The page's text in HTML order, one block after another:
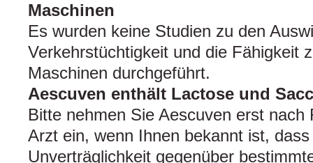
Maschinen
Es wurden keine Studien zu den
Verkehrstüchtigkeit und die Fähigkeit
Maschinen durchgeführt.
Aescuven enthält Lactose und
Bitte nehmen Sie Aescuven erst
Arzt ein, wenn Ihnen bekannt ist,
Unverträglichkeit gegenüber